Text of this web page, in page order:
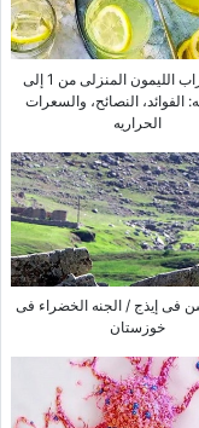
وصفه شراب اللیمون المنزلی من 1 إلى
الفوائد، النصائح، والسعرات
الحراریه
إیذج / الجنه الخضراء فی
خوزستان